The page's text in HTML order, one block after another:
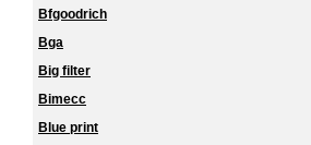
Bfgoodrich
Bga
Big filter
Bimecc
Blue print